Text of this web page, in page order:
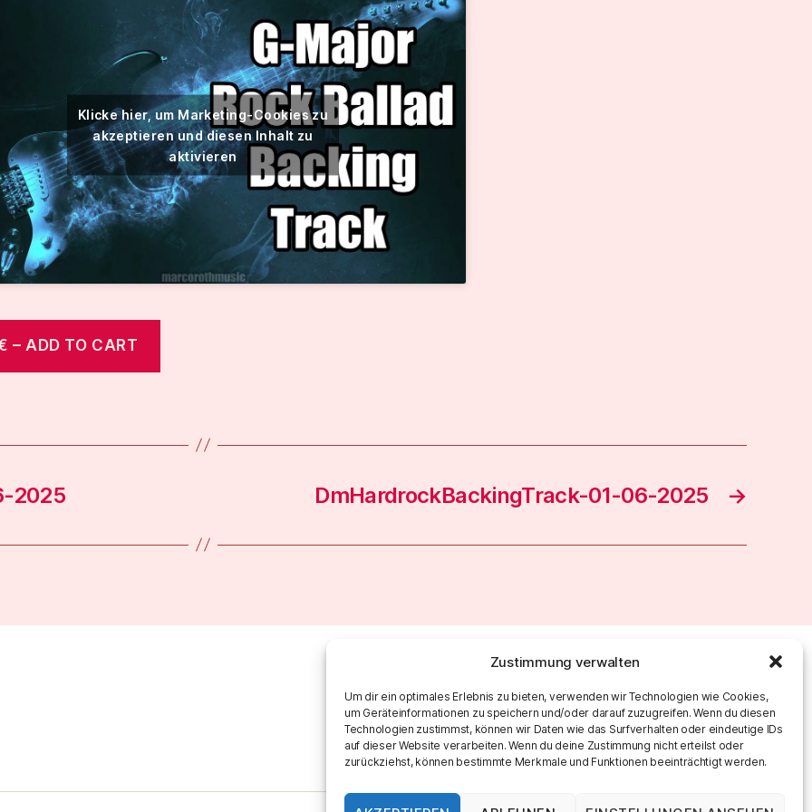
Zustimmung verwalten
Um dir ein optimales Erlebnis zu bieten, verwenden wir Technologien wie Cookies,
um Geräteinformationen zu speichern und/oder darauf zuzugreifen. Wenn du diesen
Technologien zustimmst, können wir Daten wie das Surfverhalten oder eindeutige IDs
auf dieser Website verarbeiten. Wenn du deine Zustimmung nicht erteilst oder
zurückziehst, können bestimmte Merkmale und Funktionen beeinträchtigt werden.
Klicke hier, um Marketing-Cookies zu
akzeptieren und diesen Inhalt zu
aktivieren
– ADD TO CART
2025 →
DmHardrockBackingTrack-01-06-2025